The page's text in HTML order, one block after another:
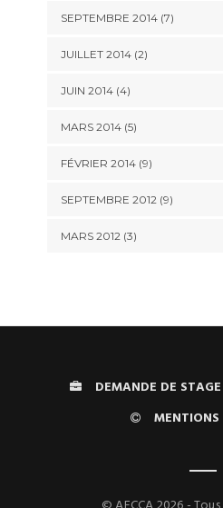
SEPTEMBRE 2014 (7)
JUILLET 2014 (2)
JUIN 2014 (4)
MARS 2014 (5)
FÉVRIER 2014 (9)
SEPTEMBRE 2012 (9)
MARS 2012 (3)
DEMANDE DE STAGE
MENTIONS